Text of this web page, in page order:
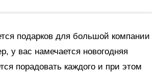
подарков для большой компании
у вас намечается новогодняя
порадовать каждого и при этом